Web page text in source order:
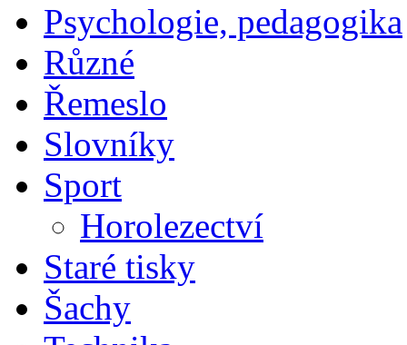
Psychologie, pedagogika
Různé
Řemeslo
Slovníky
Sport
Horolezectví
Staré tisky
Šachy